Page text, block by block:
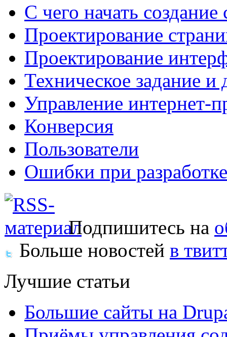
С чего начать создание
Проектирование
Проектирование
Техническое задание и
Управление интернет-
Конверсия
Пользователи
Ошибки при
Подпишитесь на
Больше новостей в
Лучшие статьи
Большие сайты на